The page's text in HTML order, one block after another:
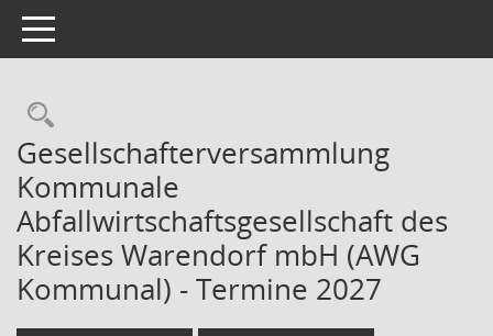
Toggle navigation
Rechercheauswahl
Gesellschafterversammlung
Kommunale
Abfallwirtschaftsgesellschaft des
Kreises Warendorf mbH (AWG
Kommunal) - Termine 2027